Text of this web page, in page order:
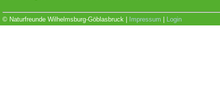
© Naturfreunde Wilhelmsburg-Göblasbruck | Impressum Login